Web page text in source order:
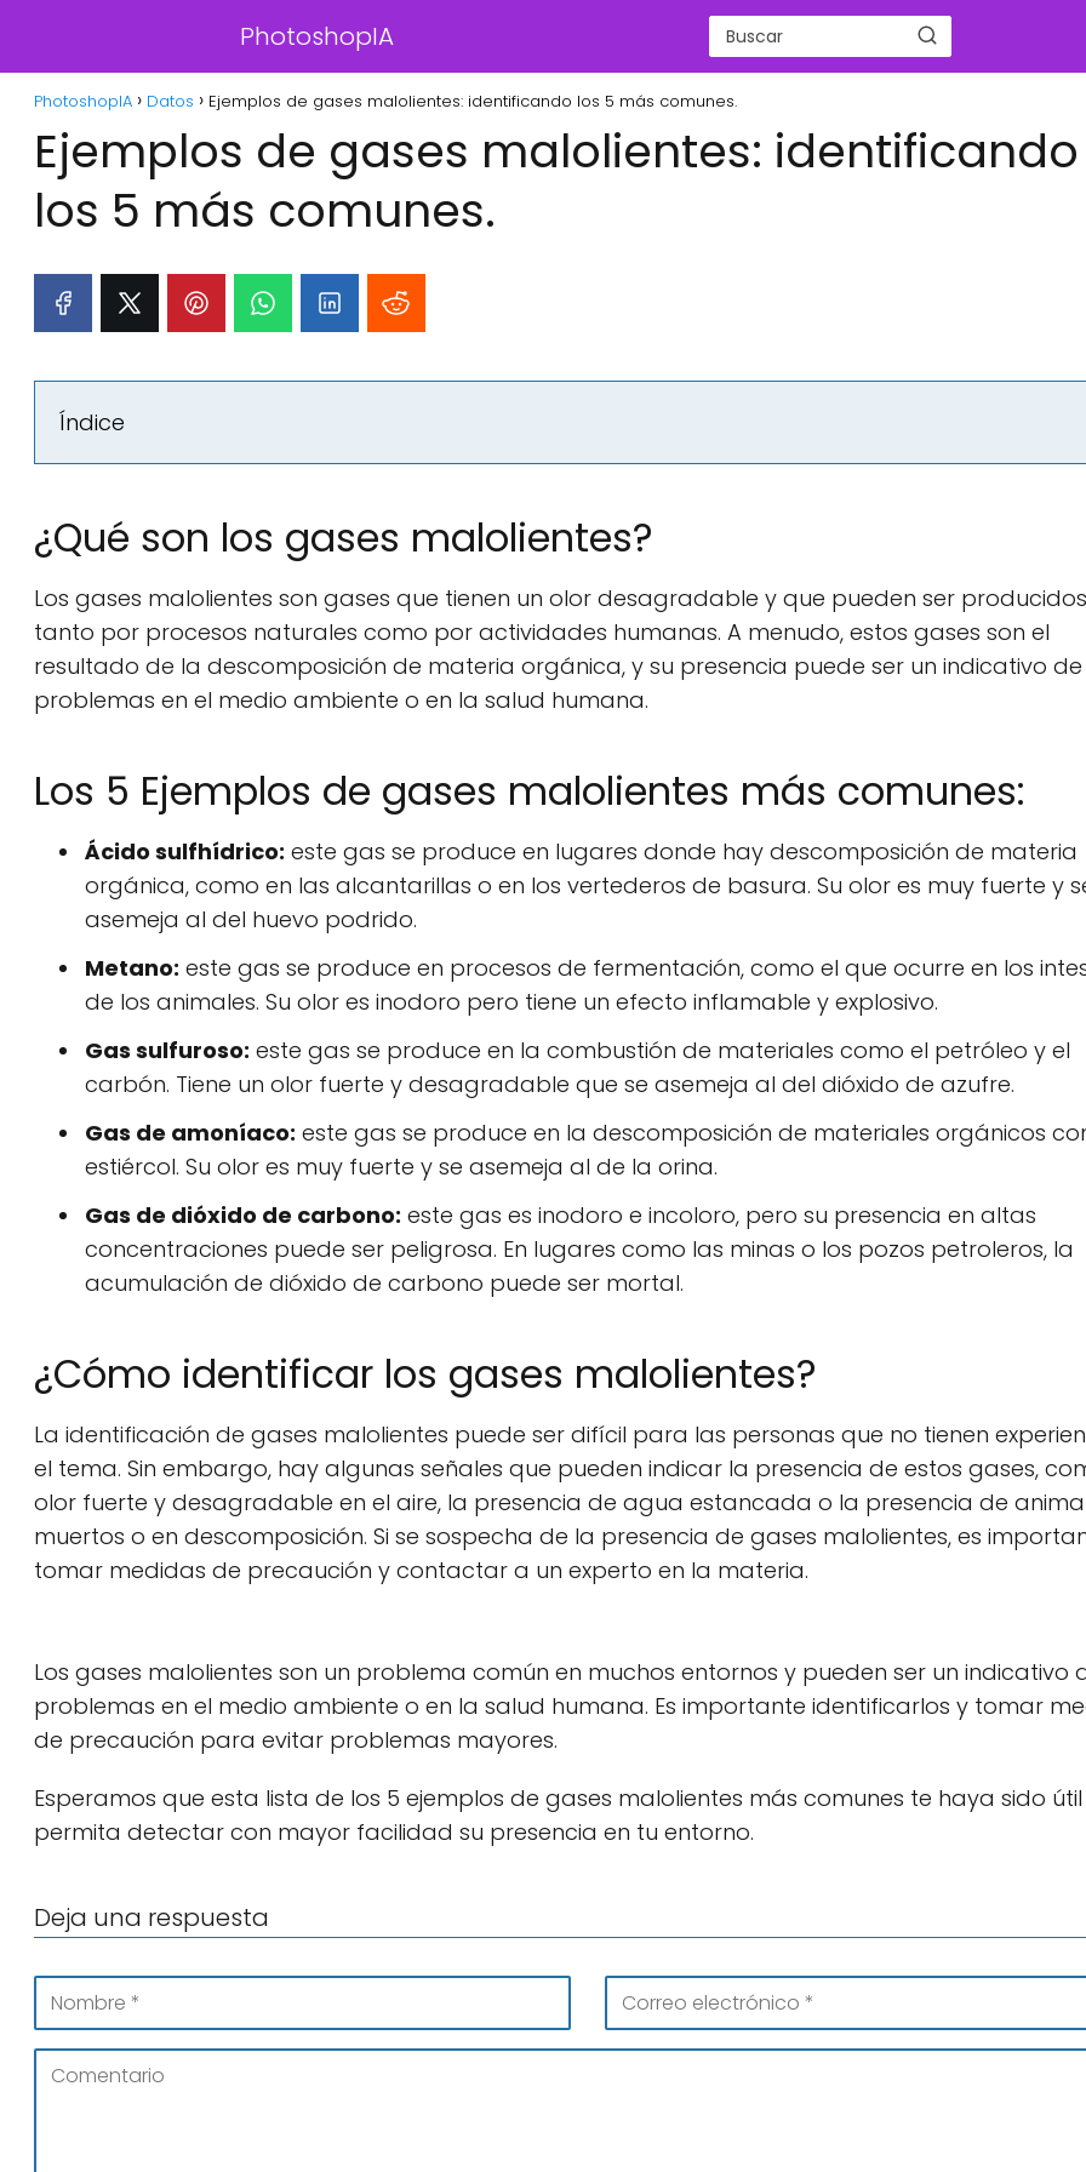
PhotoshopIA
PhotoshopIA Datos Ejemplos de gases malolientes: identificando los 5 más comunes.
Ejemplos de gases malolientes: identificando
los 5 más comunes.
Índice
¿Qué son los gases malolientes?
Los gases malolientes son gases que tienen un olor desagradable y que pueden ser producidos
tanto por procesos naturales como por actividades humanas. A menudo, estos gases son el
resultado de la descomposición de materia orgánica, y su presencia puede ser un indicativo de
problemas en el medio ambiente o en la salud humana.
Los 5 Ejemplos de gases malolientes más comunes:
Ácido sulfhídrico: este gas se produce en lugares donde hay descomposición de materia
orgánica, como en las alcantarillas o en los vertederos de basura. Su olor es muy fuerte y
asemeja al del huevo podrido.
Metano: este gas se produce en procesos de fermentación, como el que ocurre en los
de los animales. Su olor es inodoro pero tiene un efecto inflamable y explosivo.
Gas sulfuroso: este gas se produce en la combustión de materiales como el petróleo y el
carbón. Tiene un olor fuerte y desagradable que se asemeja al del dióxido de azufre.
Gas de amoníaco: este gas se produce en la descomposición de materiales orgánicos
estiércol. Su olor es muy fuerte y se asemeja al de la orina.
Gas de dióxido de carbono: este gas es inodoro e incoloro, pero su presencia en altas
concentraciones puede ser peligrosa. En lugares como las minas o los pozos petroleros, la
acumulación de dióxido de carbono puede ser mortal.
¿Cómo identificar los gases malolientes?
La identificación de gases malolientes puede ser difícil para las personas que no tienen
el tema. Sin embargo, hay algunas señales que pueden indicar la presencia de estos gases,
olor fuerte y desagradable en el aire, la presencia de agua estancada o la presencia de
muertos o en descomposición. Si se sospecha de la presencia de gases malolientes, es
tomar medidas de precaución y contactar a un experto en la materia.
Los gases malolientes son un problema común en muchos entornos y pueden ser un indicativo
problemas en el medio ambiente o en la salud humana. Es importante identificarlos y tomar
de precaución para evitar problemas mayores.
Esperamos que esta lista de los 5 ejemplos de gases malolientes más comunes te haya sido
permita detectar con mayor facilidad su presencia en tu entorno.
Deja una respuesta